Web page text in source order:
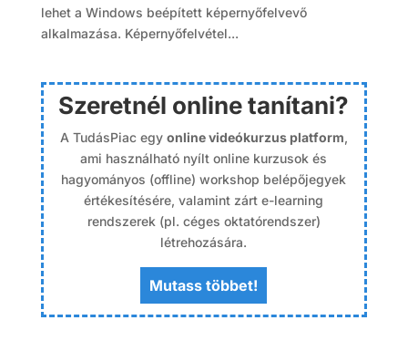
lehet a Windows beépített képernyőfelvevő
alkalmazása. Képernyőfelvétel...
Szeretnél online tanítani?
A TudásPiac egy online videókurzus platform,
ami használható nyílt online kurzusok és
hagyományos (offline) workshop belépőjegyek
értékesítésére, valamint zárt e-learning
rendszerek (pl. céges oktatórendszer)
létrehozására.
Mutass többet!